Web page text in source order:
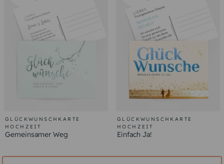
GLÜCKWUNSCHKARTE
HOCHZEIT
Gemeinsamer Weg
GLÜCKWUNSCHKARTE
HOCHZEIT
Einfach Ja!